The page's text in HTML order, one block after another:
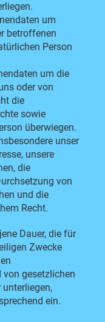
um
betroffenen
Person
um die
oder von
die
sowie
überwiegen.
unser
unsere
die
von
und die
Recht.
Dauer, die für
Zwecke
gesetzlichen
ein.